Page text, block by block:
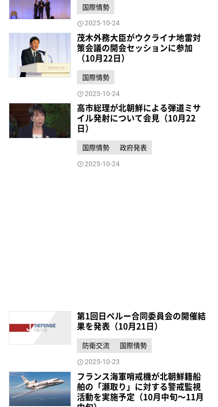
国際情勢
2025-10-24
茂木外務大臣がウクライナ地雷対
策会議の開会セッションに参加
（10月22日）
国際情勢
2025-10-24
高市総理が北朝鮮による弾道ミサ
イル発射について会見（10月22
日）
国際情勢 政府発表
2025-10-24
第1回日ペルー合同委員会の開催結
果を発表（10月21日）
防衛交流 国際情勢
2025-10-23
フランス海軍哨戒機が北朝鮮籍船
舶の「瀬取り」に対する警戒監視
活動を実施予定（10月中旬～11月